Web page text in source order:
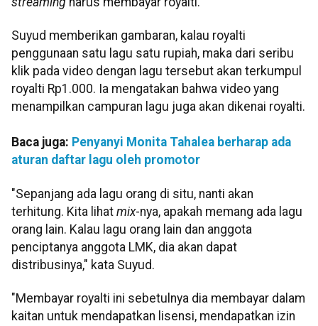
Suyud memberikan gambaran, kalau royalti
penggunaan satu lagu satu rupiah, maka dari seribu
klik pada video dengan lagu tersebut akan terkumpul
royalti Rp1.000. Ia mengatakan bahwa video yang
menampilkan campuran lagu juga akan dikenai royalti.
Baca juga: Penyanyi Monita Tahalea berharap ada
aturan daftar lagu oleh promotor
"Sepanjang ada lagu orang di situ, nanti akan
terhitung. Kita lihat mix-nya, apakah memang ada lagu
orang lain. Kalau lagu orang lain dan anggota
penciptanya anggota LMK, dia akan dapat
distribusinya," kata Suyud.
"Membayar royalti ini sebetulnya dia membayar dalam
kaitan untuk mendapatkan lisensi, mendapatkan izin